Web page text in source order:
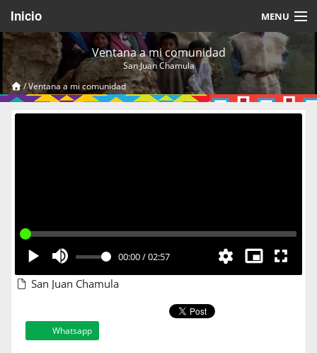
Inicio MENU
Acerca de
Videos Temáticos
Cerrar Sesión
Ventana a mi comunidad
San Juan Chamula
/Ventana a mi comunidad
00:00/02:57
San Juan Chamula
Whatsapp